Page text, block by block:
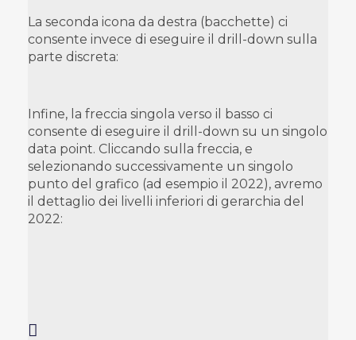
La seconda icona da destra (bacchette) ci
consente invece di eseguire il drill-down sulla
parte discreta:
Infine, la freccia singola verso il basso ci
consente di eseguire il drill-down su un singolo
data point. Cliccando sulla freccia, e
selezionando successivamente un singolo
punto del grafico (ad esempio il 2022), avremo
il dettaglio dei livelli inferiori di gerarchia del
2022: